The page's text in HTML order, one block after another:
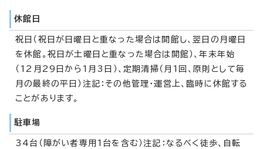
休館日
祝日（祝日が日曜日と重なった場合は開館し、翌日の月曜日
を休館。祝日が土曜日と重なった場合は開館）、年末年始
（12月29日から1月3日）、定期清掃（月1回、原則として毎
月の最終の平日）注記：その他管理・運営上、臨時に休館する
ことがあります。
駐車場
34台（障がい者専用1台を含む）注記：なるべく徒歩、自転